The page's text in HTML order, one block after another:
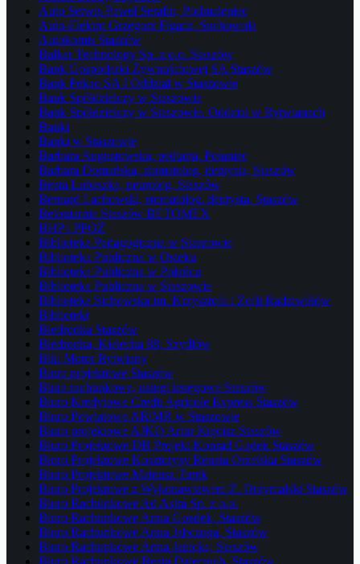
Auto Serwis Paweł Serafin, Podmaleniec
Auto-Elektro Grzegorz Figacz, Suchowola
Autokomis Staszów
Balkar Technology Sp. z o.o. Staszów
Bank Gospodarki Żywnościowej SA Staszów
Bank Pekao SA I Oddział w Staszowie
Bank Spółdzielczy w Staszowie
Bank Spółdzielczy w Staszowie. Oddział w Rytwianach
Banki
Banki w Staszowie
Barbara Augustowska, pediatra, Połaniec
Barbara Domańska, stomatolog, dentysta, Staszów
Beata Lubaszka, neurolog, Staszów
Bernard Lachowski, stomatolog, dentysta, Staszów
Betoniarnia Staszów BETOMEX
BHP i PPOŻ
Biblioteka Pedagogiczna w Staszowie
Biblioteka Publiczna w Osieku
Biblioteka Publiczna w Połańcu
Biblioteka Publiczna w Staszowie
Biblioteka Sichowska im. Krzysztofa i Zofii Radziwiłłów
Biblioteki
Biedronka Staszów
Biedronka, Kielecka 88, Szydłów
Biki Motor Rytwiany
Biura projektowe Staszów
Biura rachunkowe, usługi księgowe Staszów
Biuro Kredytowe Credit Agricole Express Staszów
Biuro Powiatowe ARiMR w Staszowie
Biuro projektowe AJKO Artur Kręcisz Staszów
Biuro Projektowe DB Projekt Konrad Gądek Staszów
Biuro Projektowe Kosztorysy Renata Orzelska Staszów
Biuro Projektowe Mateusz Turek
Biuro Projektowe z Wykonawstwem Z. Drzymalski Staszów
Biuro Rachunkowe Ad Astra Sp. z o.o.
Biuro Rachunkowe Anna Gozdek, Staszów
Biuro Rachunkowe Anna Jabczuga, Staszów
Biuro Rachunkowe Anna Janicka, Staszów
Biuro Rachunkowe Beata Dzieciuch, Staszów